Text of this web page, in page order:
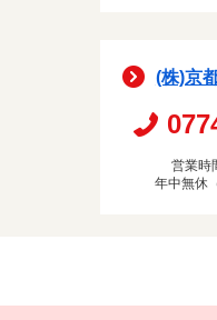
(株)京
営業時
年中無休